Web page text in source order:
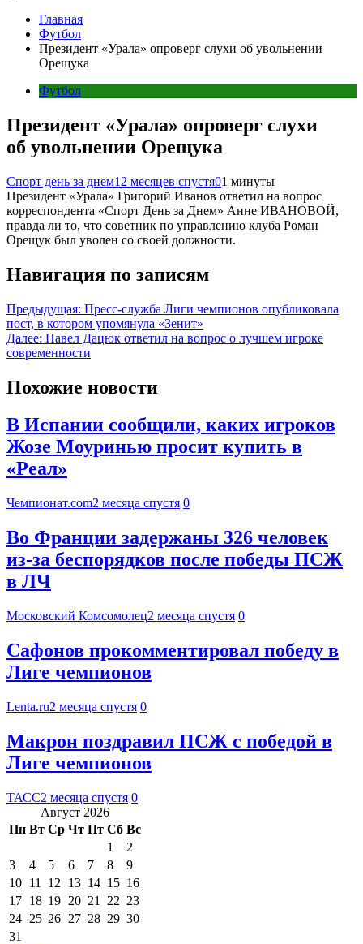
Главная
Футбол
Президент «Урала» опроверг слухи об увольнении
Орещука
Футбол
Президент «Урала» опроверг слухи
об увольнении Орещука
Спорт день за днем12 месяцев спустя01 минуты
Президент «Урала» Григорий Иванов ответил на вопрос
корреспондента «Спорт День за Днем» Анне ИВАНОВОЙ,
правда ли то, что советник по управлению клуба Роман
Орещук был уволен со своей должности.
Навигация по записям
Предыдущая: Пресс-служба Лиги чемпионов опубликовала
пост, в котором упомянула «Зенит»
Далее: Павел Дацюк ответил на вопрос о лучшем игроке
современности
Похожие новости
В Испании сообщили, каких игроков
Жозе Моуринью просит купить в
«Реал»
Чемпионат.com2 месяца спустя 0
Во Франции задержаны 326 человек
из-за беспорядков после победы ПСЖ
в ЛЧ
Московский Комсомолец2 месяца спустя 0
Сафонов прокомментировал победу в
Лиге чемпионов
Lenta.ru2 месяца спустя 0
Макрон поздравил ПСЖ с победой в
Лиге чемпионов
ТАСС2 месяца спустя 0
Август 2026
Пн Вт Ср Чт Пт Сб Вс
1
2
3
4 5 6 7 8
9
10 11 12 13 14 15 16
17 18 19 20 21 22 23
24 25 26 27 28 29 30
31